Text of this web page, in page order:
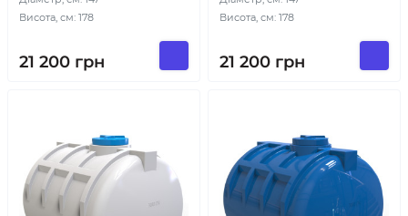
Висота, см: 178
21 200 грн
Висота, см: 178
21 200 грн